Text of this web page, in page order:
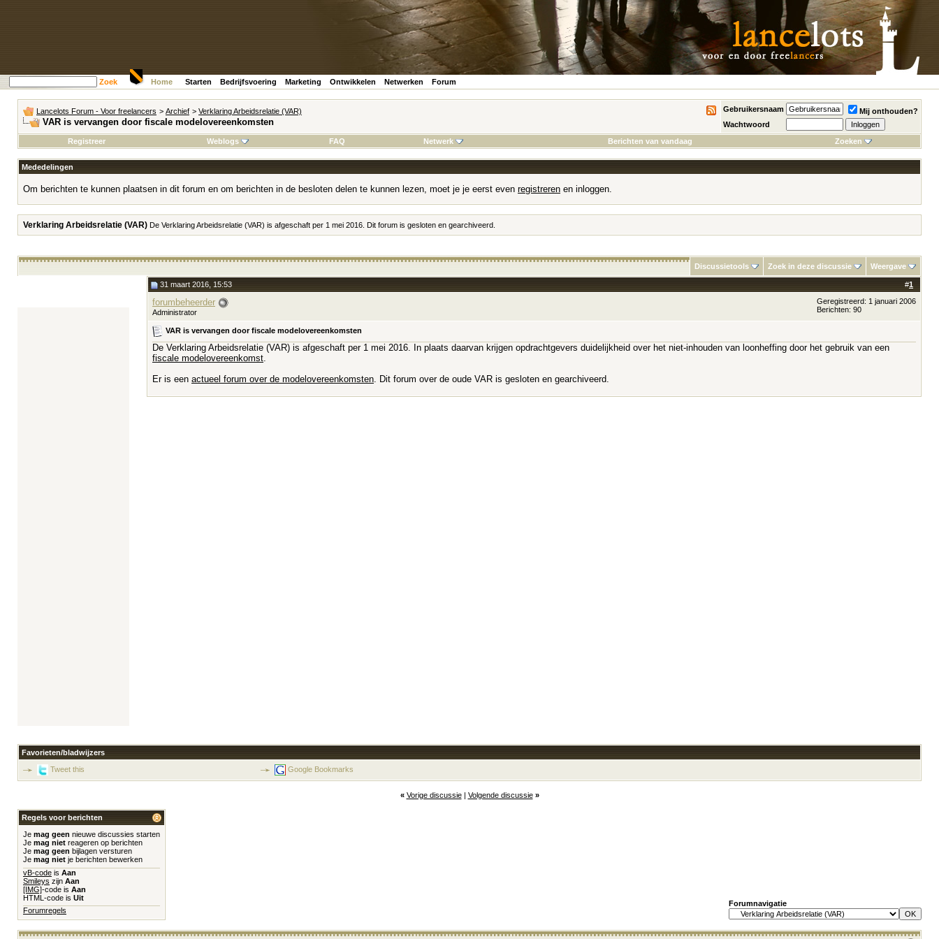
Zoek Home Starten Bedrijfsvoering Marketing Ontwikkelen Netwerken Forum
Lancelots Forum - Voor freelancers > Archief > Verklaring Arbeidsrelatie (VAR)
VAR is vervangen door fiscale modelovereenkomsten
Gebruikersnaam
Mij onthouden?
Wachtwoord
Registreer
Weblogs FAQ Netwerk Berichten van vandaag Zoeken
Mededelingen
Om berichten te kunnen plaatsen in dit forum en om berichten in de besloten delen te kunnen lezen, moet je je eerst even registreren en inloggen.
Verklaring Arbeidsrelatie (VAR) De Verklaring Arbeidsrelatie (VAR) is afgeschaft per 1 mei 2016. Dit forum is gesloten en gearchiveerd.
Discussietools Zoek in deze discussie Weergave
#1
31 maart 2016, 15:53
forumbeheerder
Administrator
Geregistreerd: 1 januari 2006
Berichten: 90
VAR is vervangen door fiscale modelovereenkomsten
De Verklaring Arbeidsrelatie (VAR) is afgeschaft per 1 mei 2016. In plaats daarvan krijgen opdrachtgevers duidelijkheid over het niet-inhouden van loonheffing door het gebruik van een
fiscale modelovereenkomst
Er is een actueel forum over de modelovereenkomsten . Dit forum over de oude VAR is gesloten en gearchiveerd.
Favorieten/bladwijzers
Tweet this
Google Bookmarks
« Vorige discussie| Volgende discussie »
Regels voor berichten
Je mag geen nieuwe discussies starten
Je mag niet reageren op berichten
Je mag geen bijlagen versturen
Je mag niet je berichten bewerken
vB-code is Aan
Smileys zijn Aan
[IMG]-code is Aan
HTML-code is Uit
Forumregels
Forumnavigatie